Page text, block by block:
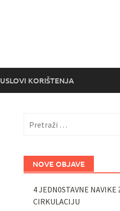
USLOVI KORIŠTENJA
NOVE OBJAVE
4 JEDN0STAVNE
CIRKULACIJU